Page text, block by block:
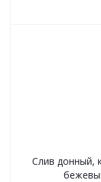
Слив донный,